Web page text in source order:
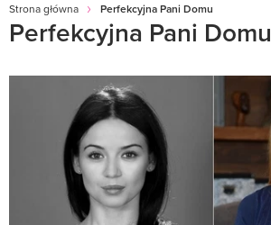
Strona główna Perfekcyjna Pani Domu
Perfekcyjna Pani Domu